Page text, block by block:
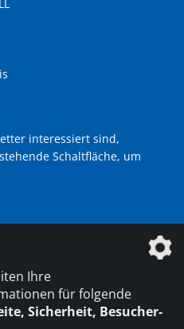
interessiert sind,
Schaltfläche, um
Ihre
für folgende
Sicherheit, Besucher-